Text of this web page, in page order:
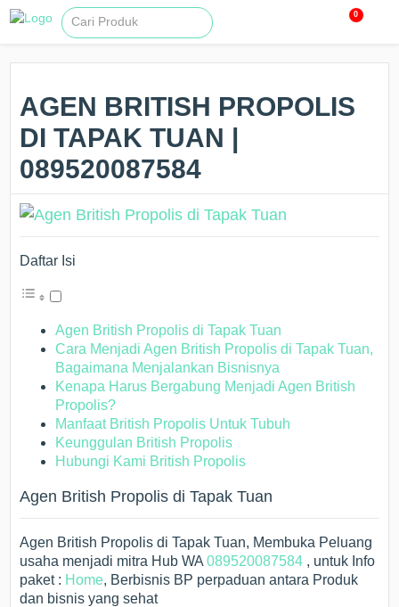
0
AGEN BRITISH PROPOLIS
DI TAPAK TUAN |
089520087584
Daftar Isi
Agen British Propolis di Tapak Tuan
Cara Menjadi Agen British Propolis di Tapak Tuan,
Bagaimana Menjalankan Bisnisnya
Kenapa Harus Bergabung Menjadi Agen British
Propolis?
Manfaat British Propolis Untuk Tubuh
Keunggulan British Propolis
Hubungi Kami British Propolis
Agen British Propolis di Tapak Tuan
Agen British Propolis di Tapak Tuan, Membuka Peluang
usaha menjadi mitra Hub WA089520087584 , untuk Info
paket : Home, Berbisnis BP perpaduan antara Produk
dan bisnis yang sehat